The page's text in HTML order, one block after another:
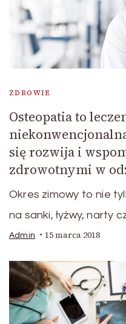
ZDROWIE
Osteopatia to
się rozwija i
zdrowotnymi w
Okres zimowy to nie
na sanki, łyżwy, narty
Admin 15 marca 2018